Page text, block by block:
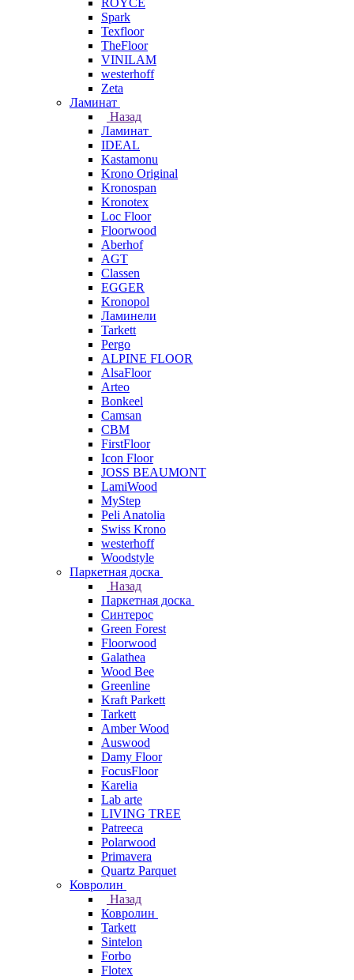
ROYCE
Spark
Texfloor
TheFloor
VINILAM
westerhoff
Zeta
Ламинат
Назад
Ламинат
IDEAL
Kastamonu
Krono Original
Kronospan
Kronotex
Loc Floor
Floorwood
Aberhof
AGT
Classen
EGGER
Kronopol
Ламинели
Tarkett
Pergo
ALPINE FLOOR
AlsaFloor
Arteo
Bonkeel
Camsan
CBM
FirstFloor
Icon Floor
JOSS BEAUMONT
LamiWood
MyStep
Peli Anatolia
Swiss Krono
westerhoff
Woodstyle
Паркетная доска
Назад
Паркетная доска
Синтерос
Green Forest
Floorwood
Galathea
Wood Bee
Greenline
Kraft Parkett
Tarkett
Amber Wood
Auswood
Damy Floor
FocusFloor
Karelia
Lab arte
LIVING TREE
Patreeca
Polarwood
Primavera
Quartz Parquet
Ковролин
Назад
Ковролин
Tarkett
Sintelon
Forbo
Flotex